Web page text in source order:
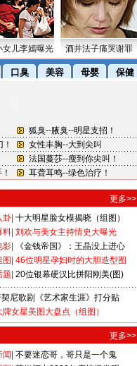
女儿李嫣曝光 酒井法子痛哭谢罪
更多>>
卦 十大明星脸女模揭晓（组图）
料 刘欢与美女主持情史大曝光
影
《金钱帝国》：王晶没上进心
图 46位明星孕妇时的大胆造型图
题 20位银幕硬汉比拼阳刚美(图)
契尼歌剧《艺术家生涯》打分贴
女星美图大盘点（组图）
更多>>
闻 不要迷恋哥，哥只是一个鬼